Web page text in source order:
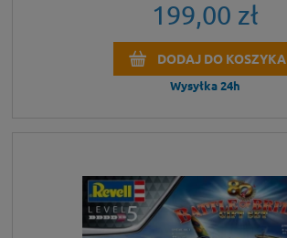
199,00 zł
DODAJ DO KOSZYKA
Wysyłka 24h